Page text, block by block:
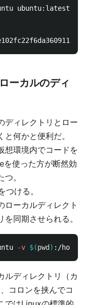
ubuntu:latest
ーカルのディ
ディレクトリとロー
何かと便利だ。
想環境内でコードを
使った方が断然効
。
ける。
ローカルディレクト
同期させられる。
-v $(pwd )
ルディレクトリ（カ
コロンを挟んでコ